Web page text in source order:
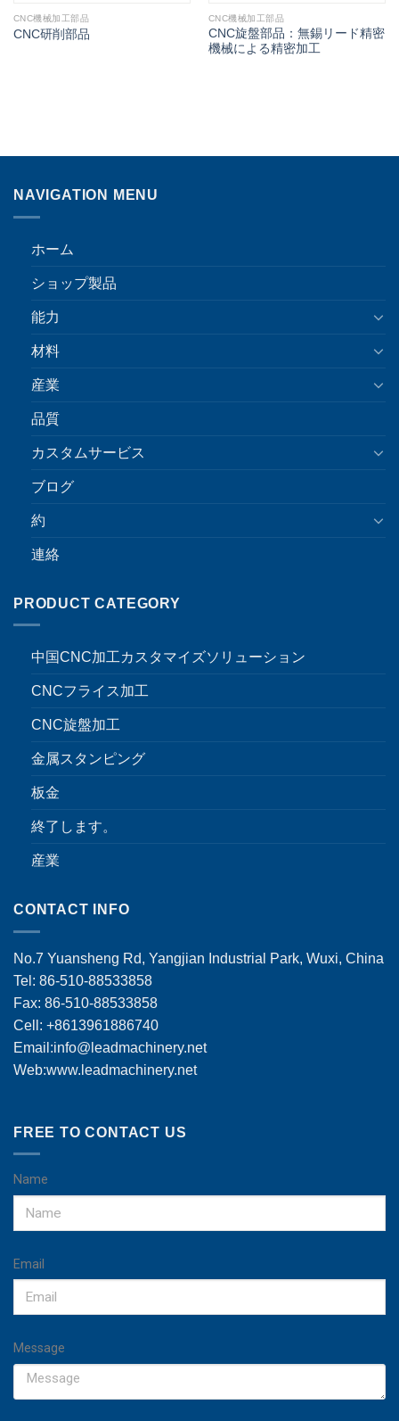
CNC機械加工部品
CNC研削部品
CNC機械加工部品
CNC旋盤部品：無錫リード精密
機械による精密加工
NAVIGATION MENU
ホーム
ショップ製品
能力
材料
産業
品質
カスタムサービス
ブログ
約
連絡
PRODUCT CATEGORY
中国CNC加工カスタマイズソリューション
CNCフライス加工
CNC旋盤加工
金属スタンピング
板金
終了します。
産業
CONTACT INFO
No.7 Yuansheng Rd, Yangjian Industrial Park, Wuxi, China
Tel: 86-510-88533858
Fax: 86-510-88533858
Cell: +8613961886740
Email:info@leadmachinery.net
Web:www.leadmachinery.net
FREE TO CONTACT US
Name
Email
Message